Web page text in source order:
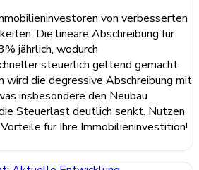
von verbesserten
Die lineare Abschreibung für
jährlich, wodurch
steuerlich geltend gemacht
wird die degressive Abschreibung mit
insbesondere den Neubau
Steuerlast deutlich senkt. Nutzen
für Ihre Immobilieninvestition!